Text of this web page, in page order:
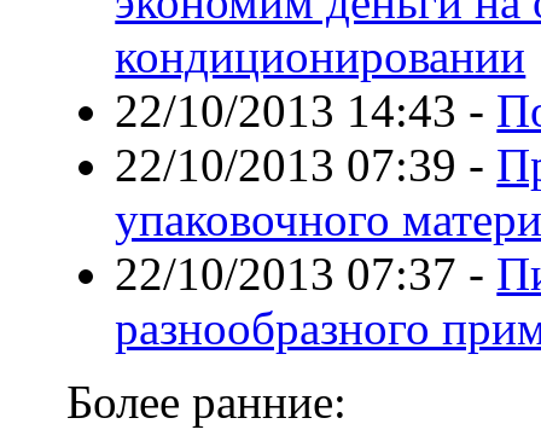
кондиционировании
22/10/2013 14:43 -
22/10/2013 07:39 -
упаковочного
22/10/2013 07:37 -
разнообразного
Более ранние: